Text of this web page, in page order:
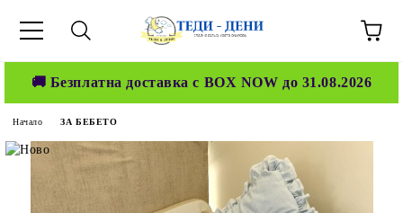
🚚 Безплатна доставка с BOX NOW до 31.08.2026
Начало ЗА БЕБЕТО